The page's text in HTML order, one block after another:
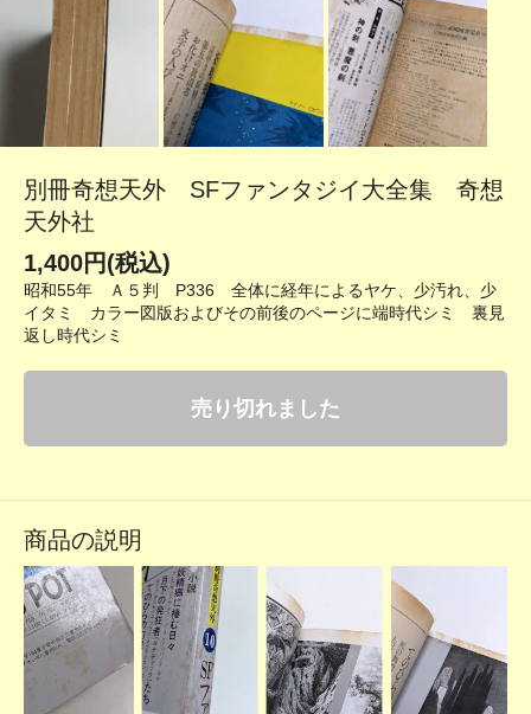
別冊奇想天外 SFファンタジイ大全集 奇想
天外社
1,400円(税込)
昭和55年 Ａ５判 P336 全体に経年によるヤケ、少汚れ、少
イタミ カラー図版およびその前後のページに端時代シミ 裏見
返し時代シミ
売り切れました
商品の説明